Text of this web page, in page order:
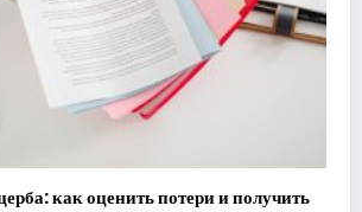
как оценить потери и получить